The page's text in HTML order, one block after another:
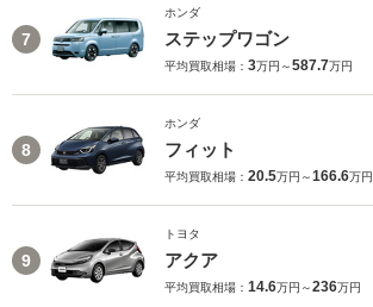
7
ホンダ
ステップワゴン
平均買取相場： 3万円～587.7万円
8
ホンダ
フィット
平均買取相場： 20.5万円～166.6万円
9
トヨタ
アクア
平均買取相場： 14.6万円～236万円